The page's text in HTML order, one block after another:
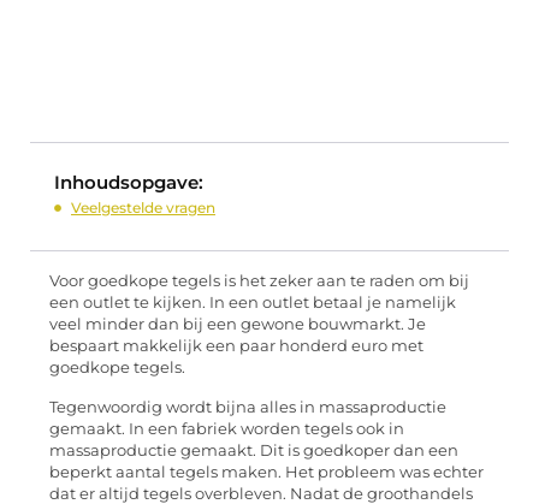
Inhoudsopgave:
Veelgestelde vragen
Voor goedkope tegels is het zeker aan te raden om bij
een outlet te kijken. In een outlet betaal je namelijk
veel minder dan bij een gewone bouwmarkt. Je
bespaart makkelijk een paar honderd euro met
goedkope tegels.
Tegenwoordig wordt bijna alles in massaproductie
gemaakt. In een fabriek worden tegels ook in
massaproductie gemaakt. Dit is goedkoper dan een
beperkt aantal tegels maken. Het probleem was echter
dat er altijd tegels overbleven. Nadat de groothandels